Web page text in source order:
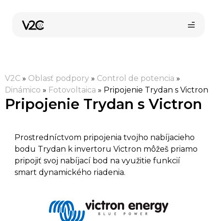
Kúpiť online
V2C » Oblasť podpory » Control de potencia »
Dinámico » Fotovoltaica » Pripojenie Trydan s Victron
Pripojenie Trydan s Victron
Prostredníctvom pripojenia tvojho nabíjacieho
bodu Trydan k invertoru Victron môžeš priamo
pripojiť svoj nabíjací bod na využitie funkcií
smart dynamického riadenia.